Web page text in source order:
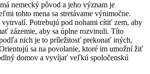
nemecký pôvod a jeho význam je
tohto mena sa stretávame výnimočne.
Potrebujú pod nohami cítiť zem, aby
zázemie, aby sa úplne rozvinuli. Títo
nich je to príležitosť prekonať iných,
sa na povolanie, ktoré im umožní žiť
domov a vyvíjať veľkú spoločenskú